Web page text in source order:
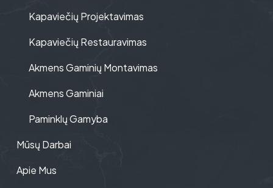
Kapaviečių Projektavimas
Kapaviečių Restauravimas
Akmens Gaminių Montavimas
Akmens Gaminiai
Paminklų Gamyba
Mūsų Darbai
Apie Mus